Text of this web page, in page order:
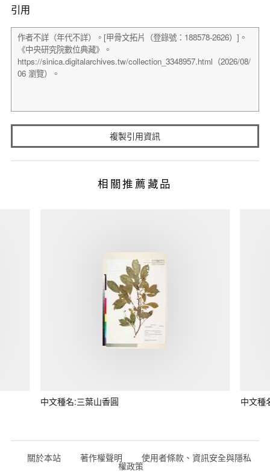
引用
複製引用資訊
相關推薦藏品
中文種名:三葉山香圓 中文種
關於本站 著作權聲明 使用者條款、資訊安全與隱私
權政策